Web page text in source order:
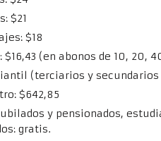
$21
$18
$16,43 (en abonos de 10, 20,
(terciarios y secundarios
$642,85
y pensionados,
gratis.